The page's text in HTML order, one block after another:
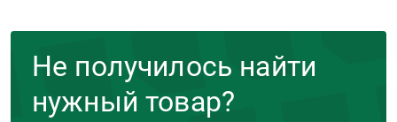
Не получилось найти
нужный товар?